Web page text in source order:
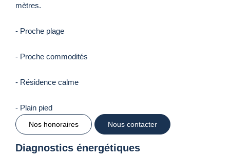
mètres.
- Proche plage
- Proche commodités
- Résidence calme
- Plain pied
Nos honoraires Nous contacter
Diagnostics énergétiques